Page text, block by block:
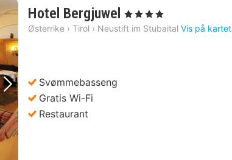
Neste bilde
Hotel Bergjuwel 1
natt
, 4 Stjerner
Østerrike › Tirol › Neustift im Stubaital Vis på kartet
Svømmebasseng
Gratis Wi-Fi
Restaurant